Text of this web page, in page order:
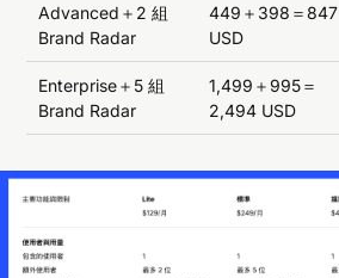
Advanced＋2 組
Brand Radar
449＋398＝847
USD
Enterprise＋5 組
Brand Radar
1,499＋995＝
2,494 USD